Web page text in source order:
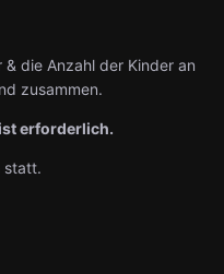
die Anzahl der Kinder an
zusammen.
erforderlich.
statt.